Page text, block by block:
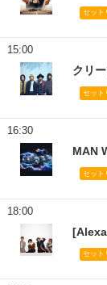
セット
15:00
クリ
セット
16:30
MAN
セット
18:00
セット